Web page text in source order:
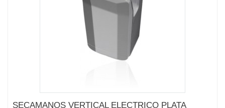
SECAMANOS VERTICAL ELECTRICO PLATA